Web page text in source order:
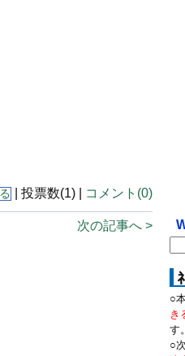
| 投票数(1) | コメント(0)
次の記事へ >
○
き
す
○